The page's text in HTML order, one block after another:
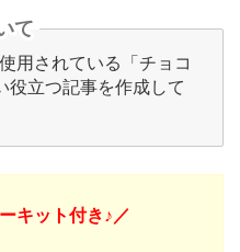
て
用されている「チョコ
立つ記事を作成して
キット付き♪／